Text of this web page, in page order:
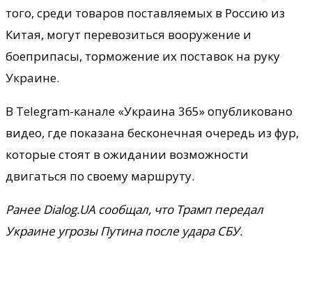
того, среди товаров поставляемых в Россию из
Китая, могут перевозиться вооружение и
боеприпасы, торможение их поставок на руку
Украине.
В Telegram-канале «Украина 365» опубликовано
видео, где показана бесконечная очередь из фур,
которые стоят в ожидании возможности
двигаться по своему маршруту.
Ранее Dialog.UA сообщал, что Трамп передал
Украине угрозы Путина после удара СБУ.